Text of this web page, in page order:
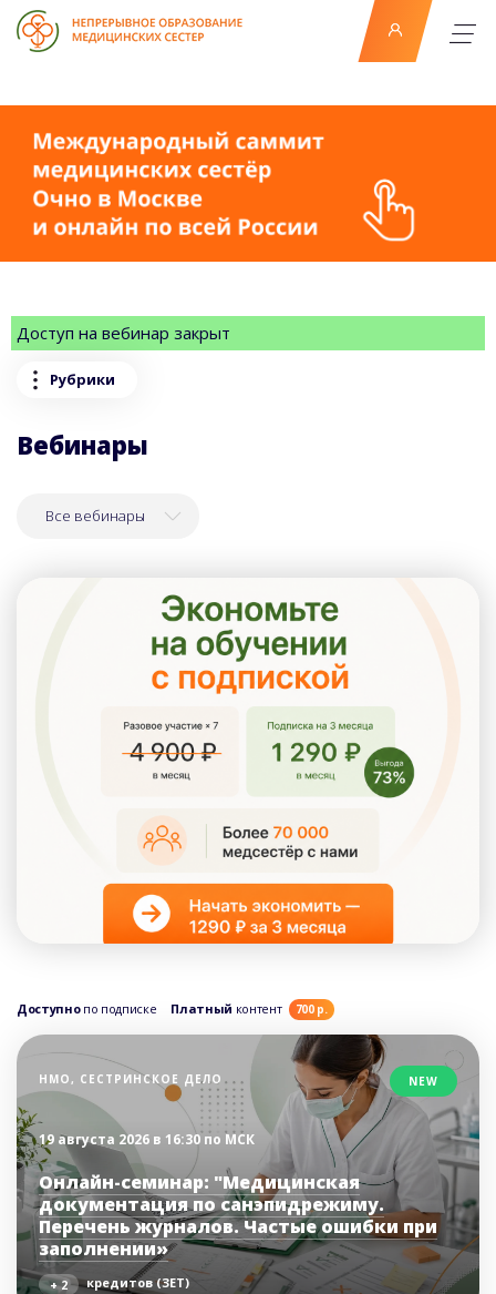
Доступ на вебинар закрыт
Рубрики
Вебинары
Все вебинары
Доступнопо подписке Платный контент 700 р.
НМО, СЕСТРИНСКОЕ ДЕЛО NEW
19 августа 2026 в 16:30 по МСК
Онлайн-семинар: "Медицинская
документация по санэпидрежиму.
Перечень журналов. Частые ошибки при
заполнении»
+ 2 кредитов (ЗЕТ)